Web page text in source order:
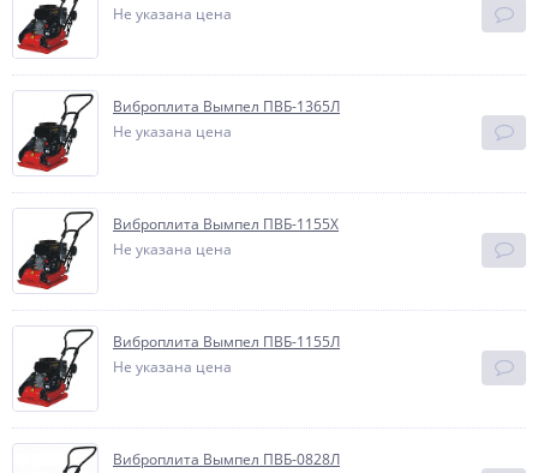
Не указана цена
Виброплита Вымпел ПВБ-1365Л
Не указана цена
Виброплита Вымпел ПВБ-1155Х
Не указана цена
Виброплита Вымпел ПВБ-1155Л
Не указана цена
Виброплита Вымпел ПВБ-0828Л